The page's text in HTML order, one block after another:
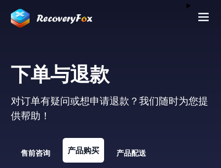
下单与退款
对订单有疑问或想申请退款？我们随时为您提
供帮助！
售前咨询 产品购买 产品配送